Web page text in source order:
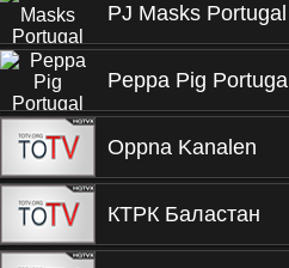
PJ Masks Portugal
Peppa Pig Portugal
Oppna Kanalen
КТРК Баластан